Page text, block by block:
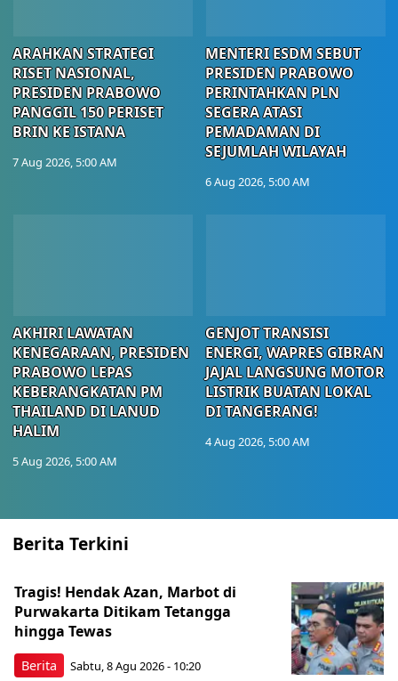
ARAHKAN STRATEGI
RISET NASIONAL,
PRESIDEN PRABOWO
PANGGIL 150 PERISET
BRIN KE ISTANA
7 Aug 2026, 5:00 AM
MENTERI ESDM SEBUT
PRESIDEN PRABOWO
PERINTAHKAN PLN
SEGERA ATASI
PEMADAMAN DI
SEJUMLAH WILAYAH
6 Aug 2026, 5:00 AM
AKHIRI LAWATAN
KENEGARAAN, PRESIDEN
PRABOWO LEPAS
KEBERANGKATAN PM
THAILAND DI LANUD
HALIM
5 Aug 2026, 5:00 AM
GENJOT TRANSISI
ENERGI, WAPRES GIBRAN
JAJAL LANGSUNG MOTOR
LISTRIK BUATAN LOKAL
DI TANGERANG!
4 Aug 2026, 5:00 AM
Berita Terkini
Berita
Tragis! Hendak Azan, Marbot di
Purwakarta Ditikam Tetangga
hingga Tewas
Sabtu, 8 Agu 2026 - 10:20